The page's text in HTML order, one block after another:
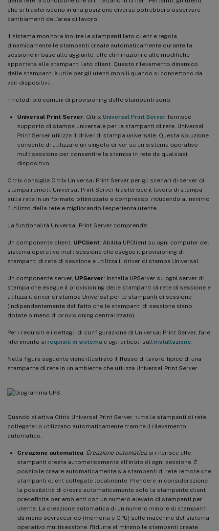
che si trasferiscono in una posizione diversa potrebbero osservare
cambiamenti dell’area di lavoro.
Il sistema monitora inoltre le stampanti lato client e regola
dinamicamente le stampanti create automaticamente durante la
sessione in base alle aggiunte, alle eliminazioni e alle modifiche
apportate alle stampanti lato client. Questo rilevamento dinamico
delle stampanti è utile per gli utenti mobili quando si connettono da
vari dispositivi.
I metodi più comuni di provisioning delle stampanti sono:
Universal Print Server: Citrix Universal Print Server fornisce
supporto di stampa universale per le stampanti di rete. Universal
Print Server utilizza il driver di stampa universale. Questa soluzione
consente di utilizzare un singolo driver su un sistema operativo
multisessione per consentire la stampa in rete da qualsiasi
dispositivo.
Citrix consiglia Citrix Universal Print Server per gli scenari di server di
stampa remoti. Universal Print Server trasferisce il lavoro di stampa
sulla rete in un formato ottimizzato e compresso, riducendo al minimo
l’utilizzo della rete e migliorando l’esperienza utente.
La funzionalità Universal Print Server comprende:
Un componente client, UPClient: Abilita UPClient su ogni computer del
sistema operativo multisessione che esegue il provisioning di
stampanti di rete di sessione e utilizza il driver di stampa Universal.
Un componente server, UPServer: Installa UPServer su ogni server di
stampa che esegue il provisioning delle stampanti di rete di sessione e
utilizza il driver di stampa Universal per le stampanti di sessione
(indipendentemente dal fatto che le stampanti di sessione siano
dotate o meno di provisioning centralizzato).
Per i requisiti e i dettagli di configurazione di Universal Print Server, fare
riferimento ai requisiti di sistema e agli articoli sull’installazione
Nella figura seguente viene illustrato il flusso di lavoro tipico di una
stampante di rete in un ambiente che utilizza Universal Print Server.
Quando si attiva Citrix Universal Print Server, tutte le stampanti di rete
collegate lo utilizzano automaticamente tramite il rilevamento
automatico.
Creazione automatica: Creazione automatica si riferisce alle
stampanti create automaticamente all’inizio di ogni sessione. È
possibile creare automaticamente sia stampanti di rete remote che
stampanti client collegate localmente. Prendere in considerazione
la possibilità di creare automaticamente solo la stampante client
predefinita per ambienti con un numero elevato di stampanti per
utente. La creazione automatica di un numero minore di stampanti
dà meno sovraccarico (memoria e CPU) sulle macchine del sistema
operativo multisessione. Ridurre al minimo le stampanti create